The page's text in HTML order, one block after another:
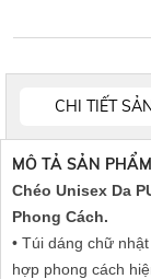
CHI TIẾT
MÔ TẢ SẢN
Chéo Unisex Da
Phong Cách.
• Túi dáng chữ
hợp phong cách